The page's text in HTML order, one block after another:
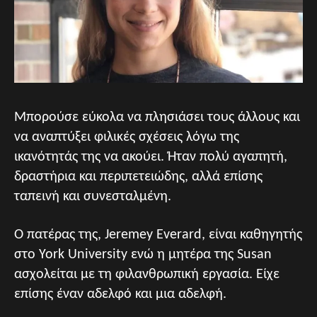
Μπορούσε εύκολα να πλησιάσει τους άλλους και
να αναπτύξει φιλικές σχέσεις λόγω της
ικανότητάς της να ακούει. Ήταν πολύ αγαπητή,
δραστήρια και περιπετειώδης, αλλά επίσης
ταπεινή και συνεσταλμένη.
Ο πατέρας της, Jeremey Everard, είναι καθηγητής
στο York University ενώ η μητέρα της Susan
ασχολείται με τη φιλανθρωπική εργασία. Είχε
επίσης έναν αδελφό και μια αδελφή.